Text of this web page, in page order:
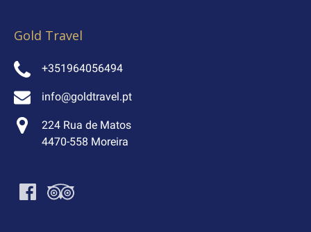
Gold Travel
+351964056494
info@goldtravel.pt
224 Rua de Matos
4470-558 Moreira